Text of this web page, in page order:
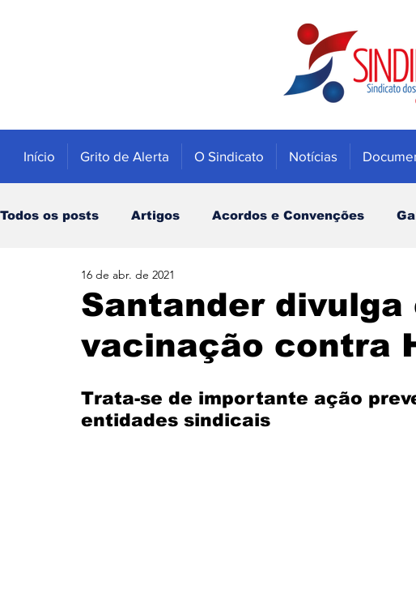
Início Grito de Alerta O Sindicato Notícias
Todos os posts Artigos Acordos e Convenções
Educação Trabalhadores
Notícias Caixa Banco do Brasil INSS
Eventos História Itaú
Santander
vacinação contra
16 de abr. de 2021
Trata-se de importante ação
entidades sindicais